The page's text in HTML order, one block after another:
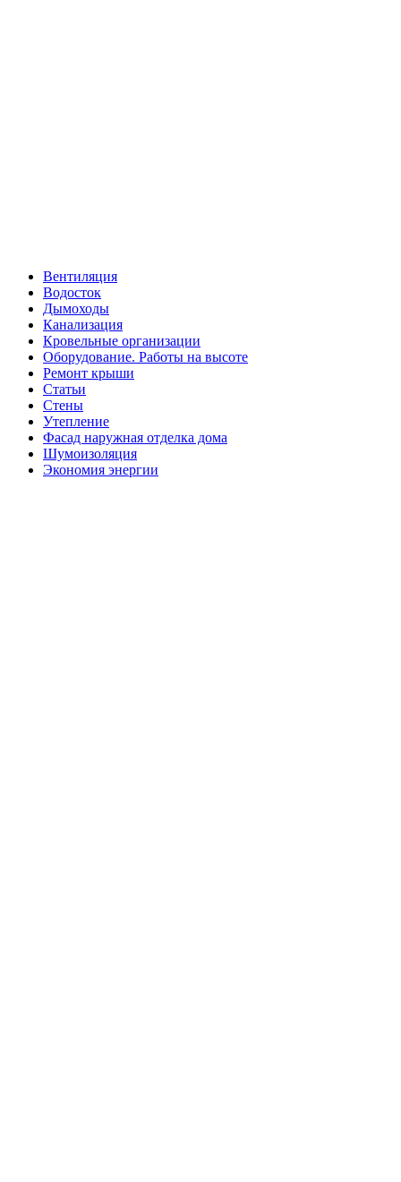
Вентиляция
Водосток
Дымоходы
Канализация
Кровельные организации
Оборудование. Работы на высоте
Ремонт крыши
Статьи
Стены
Утепление
Фасад наружная отделка дома
Шумоизоляция
Экономия энергии